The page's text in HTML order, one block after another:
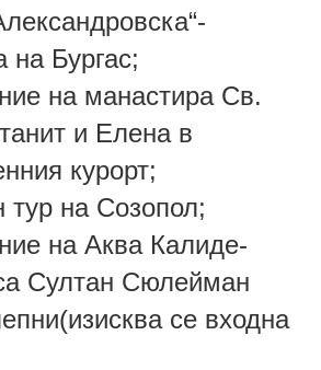
-
на Бургас;
на манастира Св.
и Елена в
курорт;
тур на Созопол;
на Аква Калиде-
Султан Сюлейман
се входна